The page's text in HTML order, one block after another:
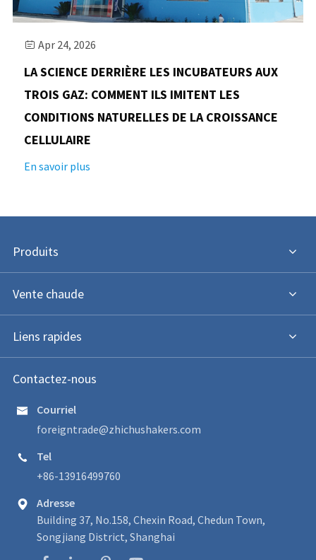
 Apr 24, 2026
LA SCIENCE DERRIÈRE LES INCUBATEURS AUX
TROIS GAZ: COMMENT ILS IMITENT LES
CONDITIONS NATURELLES DE LA CROISSANCE
CELLULAIRE
En savoir plus
Produits
Vente chaude
Liens rapides
Contactez-nous

Courriel
foreigntrade@zhichushakers.com

Tel
+86-13916499760

Adresse
Building 37, No.158, Chexin Road, Chedun Town,
Songjiang District, Shanghai